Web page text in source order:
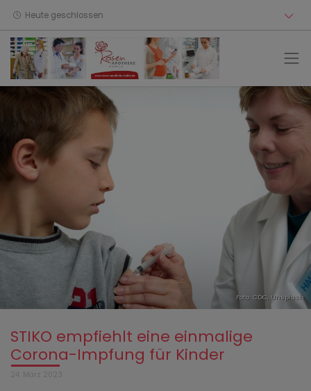
Heute geschlossen
Foto: CDC, Unsplash
STIKO empfiehlt eine einmalige
Corona-Impfung für Kinder
24. März 2023